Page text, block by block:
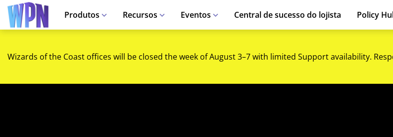
Produtos Recursos Eventos Central de sucesso do lojista Policy
Wizards of the Coast offices will be closed the week of August 3–7 with limited Support availability.